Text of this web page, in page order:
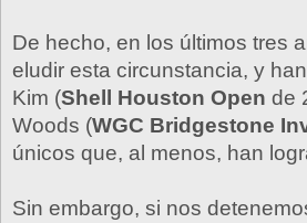
De hecho, en los últimos tres
eludir esta circunstancia, y
Kim (Shell Houston Open de
Woods (WGC Bridgestone
únicos que, al menos, han
Sin embargo, si nos